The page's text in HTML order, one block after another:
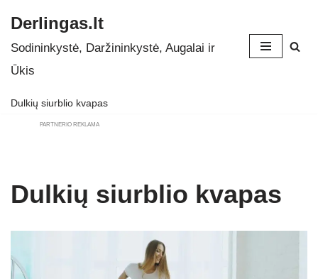
Skip
to
Derlingas.lt
Sodininkystė, Daržininkystė, Augalai ir
Ūkis
Dulkių siurblio kvapas
PARTNERIO REKLAMA
Dulkių siurblio kvapas